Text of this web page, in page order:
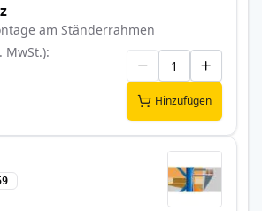
am Ständerrahmen
MwSt.)
Hinzufügen